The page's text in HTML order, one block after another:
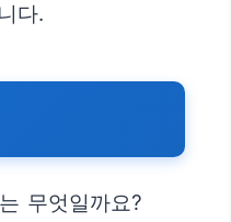
다.
무엇일까요?